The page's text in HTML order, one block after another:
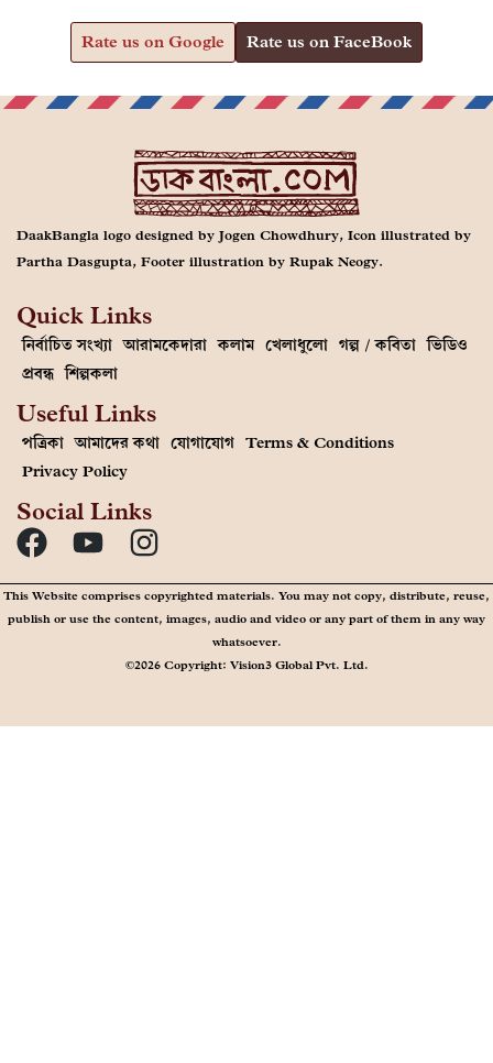
Rate us on Google Rate us on FaceBook
DaakBangla logo designed by Jogen Chowdhury, Icon illustrated by
Partha Dasgupta, Footer illustration by Rupak Neogy.
Quick Links
নির্বাচিত সংখ্যা আরামকেদারা কলাম খেলাধুলো গল্প / কবিতা ভিডিও
প্রবন্ধ শিল্পকলা
Useful Links
পত্রিকা আমাদের কথা যোগাযোগ Terms & Conditions
Privacy Policy
Social Links
This Website comprises copyrighted materials. You may not copy, distribute, reuse,
publish or use the content, images, audio and video or any part of them in any way
whatsoever.
©2026 Copyright: Vision3 Global Pvt. Ltd.